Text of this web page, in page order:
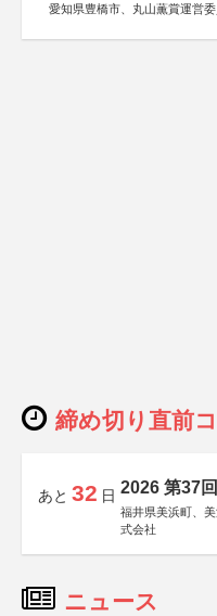
愛知県豊橋市、丸山薫賞運営
締め切り直前
あと 32 日 2026 第37
福井県美浜町、
式会社
ニュース